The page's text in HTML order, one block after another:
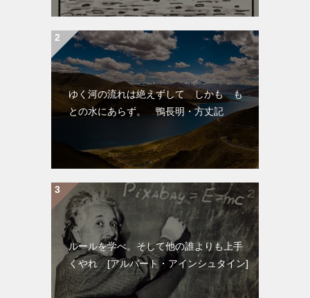
ゆく河の流れは絶えずして しかも も
との水にあらず。 鴨長明・方丈記
ルールを学べ。そして他の誰よりも上手
くやれ [アルバート・アインシュタイン]